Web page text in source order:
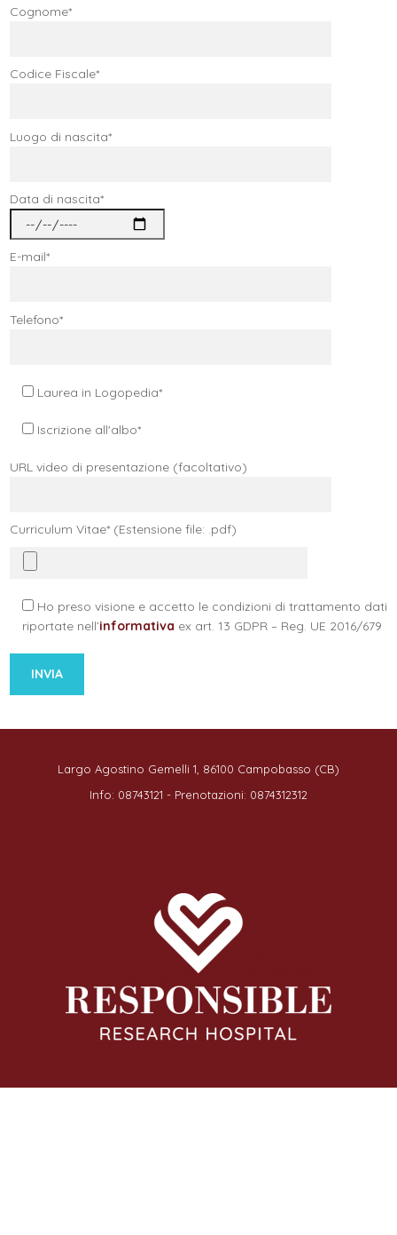
Cognome*
Codice Fiscale*
Luogo di nascita*
Data di nascita*
E-mail*
Telefono*
Laurea in Logopedia*
Iscrizione all'albo*
URL video di presentazione (facoltativo)
Curriculum Vitae* (Estensione file: .pdf)
Ho preso visione e accetto le condizioni di trattamento dati
riportate nell’informativa ex art. 13 GDPR – Reg. UE 2016/679
Largo Agostino Gemelli 1, 86100 Campobasso (CB)
Info: 08743121 - Prenotazioni: 0874312312